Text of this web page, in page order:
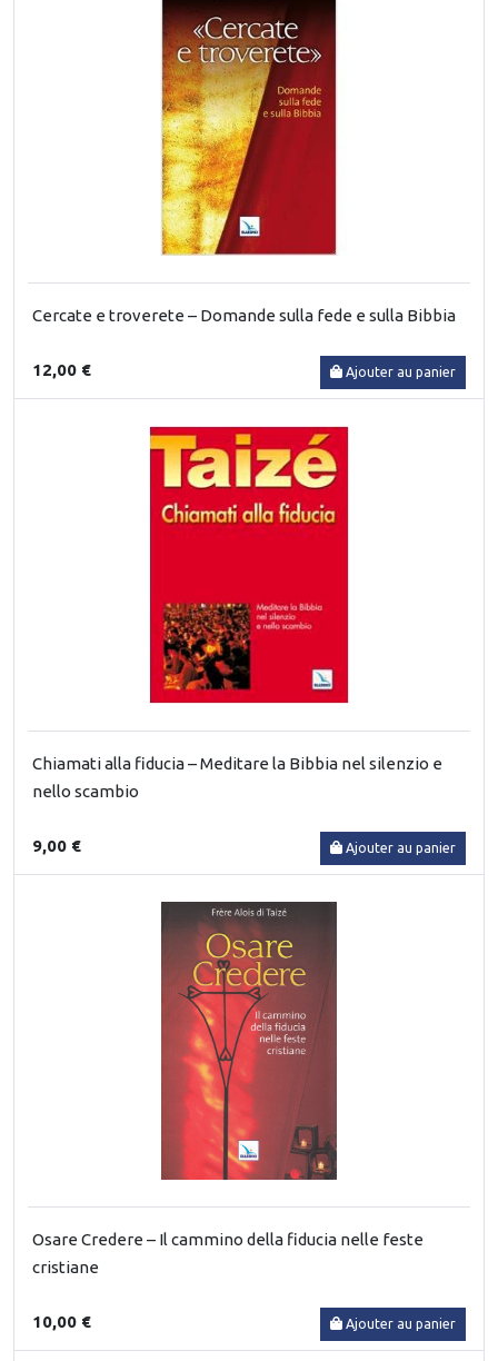
Cercate e troverete – Domande sulla fede e sulla Bibbia
12,00 € Ajouter au panier
Chiamati alla fiducia – Meditare la Bibbia nel silenzio e
nello scambio
9,00 € Ajouter au panier
Osare Credere – Il cammino della fiducia nelle feste
cristiane
10,00 € Ajouter au panier